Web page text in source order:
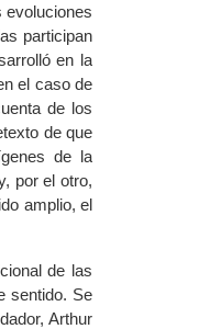
evoluciones
participan
en la
el caso de
de los
de que
de la
por el otro,
amplio, el
de las
sentido. Se
Arthur